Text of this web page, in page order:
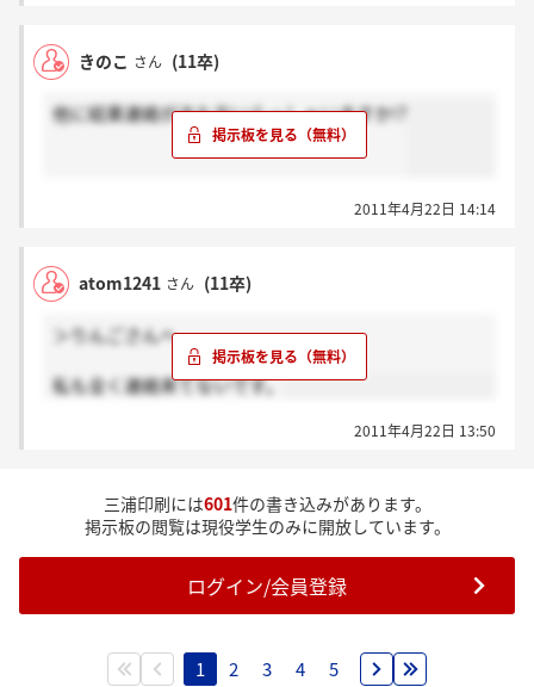
きのこ さん (11卒)
他に結果連絡がきた方いらっしゃいますか!?
2011年4月22日 14:14
atom1241 さん (11卒)
＞りんごさんへ
私も全く連絡来てないです。
2011年4月22日 13:50
三浦印刷には601件の書き込みがあります。
掲示板の閲覧は現役学生のみに開放しています。
ログイン/会員登録
1 2 3 4 5